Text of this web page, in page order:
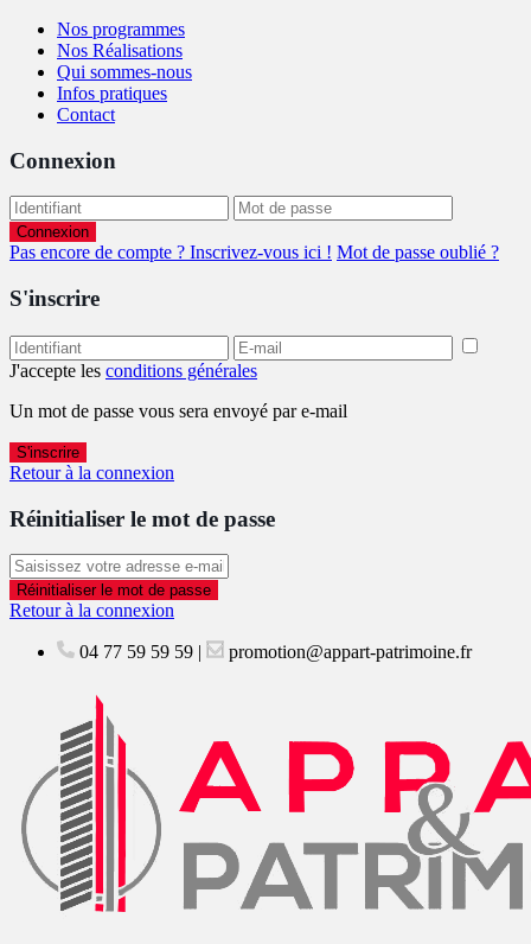
Nos programmes
Nos Réalisations
Qui sommes-nous
Infos pratiques
Contact
Connexion
Connexion
Pas encore de compte ? Inscrivez-vous ici ! Mot de passe oublié ?
S'inscrire
J'accepte les conditions générales
Un mot de passe vous sera envoyé par e-mail
S'inscrire
Retour à la connexion
Réinitialiser le mot de passe
Réinitialiser le mot de passe
Retour à la connexion
04 77 59 59 59 | promotion@appart-patrimoine.fr